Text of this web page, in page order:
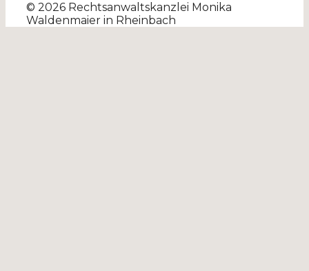
© 2026 Rechtsanwaltskanzlei Monika
Waldenmaier in Rheinbach